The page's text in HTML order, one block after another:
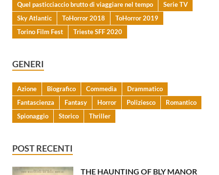
Quel pasticciaccio brutto di viaggiare nel tempo
Serie TV
Sky Atlantic
ToHorror 2018
ToHorror 2019
Torino Film Fest
Trieste SFF 2020
GENERI
Azione Biografico Commedia
Drammatico
Fantascienza
Fantasy Horror Poliziesco
Romantico
Spionaggio
Storico Thriller
POST RECENTI
THE HAUNTING OF BLY MANOR